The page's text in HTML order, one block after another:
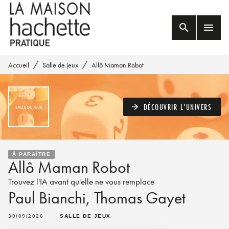
MENU RECHERCHE
PIED DE PAGE
search menu
Accueil / Salle de jeux / Allô Maman Robot
arrow_forward DÉCOUVRIR L'UNIVERS
À PARAÎTRE
Allô Maman Robot
Trouvez l'IA avant qu'elle ne vous remplace
Paul Bianchi, Thomas Gayet
30/09/2026 SALLE DE JEUX